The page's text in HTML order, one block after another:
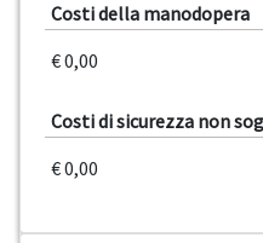
Costi della manodopera
€ 0,00
Costi di sicurezza non
€ 0,00